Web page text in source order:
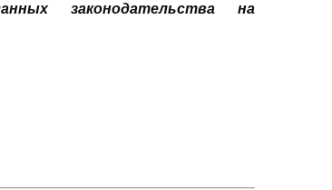
законодательства на